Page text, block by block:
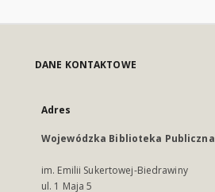
DANE KONTAKTOWE
Adres
Wojewódzka Biblioteka Publiczna
im. Emilii Sukertowej-Biedrawiny
ul. 1 Maja 5